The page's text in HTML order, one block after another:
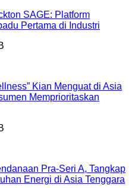
SAGE: Platform
Pertama di Industri
Kian Menguat di Asia
Memprioritaskan
Pra-Seri A, Tangkap
Energi di Asia Tenggara